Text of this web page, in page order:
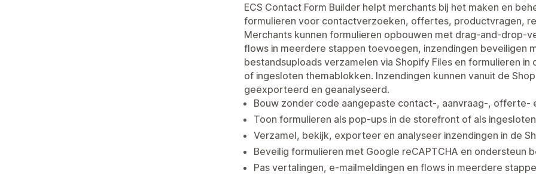
ECS Contact Form Builder helpt merchants bij het maken en
formulieren voor contactverzoeken, offertes, productvragen,
Merchants kunnen formulieren opbouwen met drag-and-drop-
flows in meerdere stappen toevoegen, inzendingen beveiligen
bestandsuploads verzamelen via Shopify Files en formulieren
of ingesloten themablokken. Inzendingen kunnen vanuit de
geëxporteerd en geanalyseerd.
Bouw zonder code aangepaste contact-, aanvraag-, offerte-
Toon formulieren als pop-ups in de storefront of als
Verzamel, bekijk, exporteer en analyseer inzendingen in de
Beveilig formulieren met Google reCAPTCHA en ondersteun
Pas vertalingen, e-mailmeldingen en flows in meerdere